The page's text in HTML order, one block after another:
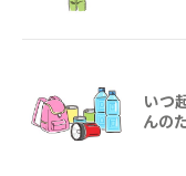
いつ
んの